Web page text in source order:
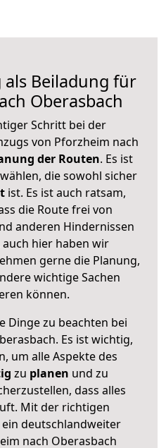
Beiladung für
Oberasbach
Schritt bei der
von Pforzheim nach
der Routen. Es ist
die sowohl sicher
ist. Es ist auch ratsam,
die Route frei von
anderen Hindernissen
auch hier haben wir
gerne die Planung,
wichtige Sachen
können.
Dinge zu beachten bei
Es ist wichtig,
um alle Aspekte des
zu planen und zu
dass alles
Mit der richtigen
deutschlandweiter
nach Oberasbach